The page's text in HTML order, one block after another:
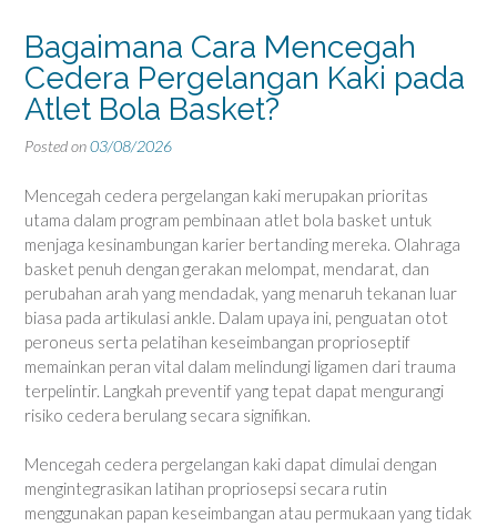
Bagaimana Cara Mencegah
Cedera Pergelangan Kaki pada
Atlet Bola Basket?
Posted on03/08/2026
Mencegah cedera pergelangan kaki merupakan prioritas
utama dalam program pembinaan atlet bola basket untuk
menjaga kesinambungan karier bertanding mereka. Olahraga
basket penuh dengan gerakan melompat, mendarat, dan
perubahan arah yang mendadak, yang menaruh tekanan luar
biasa pada artikulasi ankle. Dalam upaya ini, penguatan otot
peroneus serta pelatihan keseimbangan proprioseptif
memainkan peran vital dalam melindungi ligamen dari trauma
terpelintir. Langkah preventif yang tepat dapat mengurangi
risiko cedera berulang secara signifikan.
Mencegah cedera pergelangan kaki dapat dimulai dengan
mengintegrasikan latihan propriosepsi secara rutin
menggunakan papan keseimbangan atau permukaan yang tidak